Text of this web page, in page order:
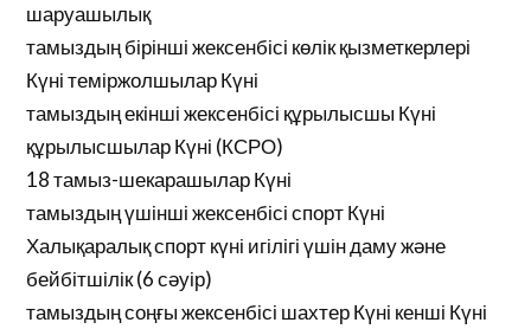
шаруашылық
тамыздың бірінші жексенбісі көлік қызметкерлері
Күні теміржолшылар Күні
тамыздың екінші жексенбісі құрылысшы Күні
құрылысшылар Күні (КСРО)
18 тамыз-шекарашылар Күні
тамыздың үшінші жексенбісі спорт Күні
Халықаралық спорт күні игілігі үшін даму және
бейбітшілік (6 сәуір)
тамыздың соңғы жексенбісі шахтер Күні кенші Күні